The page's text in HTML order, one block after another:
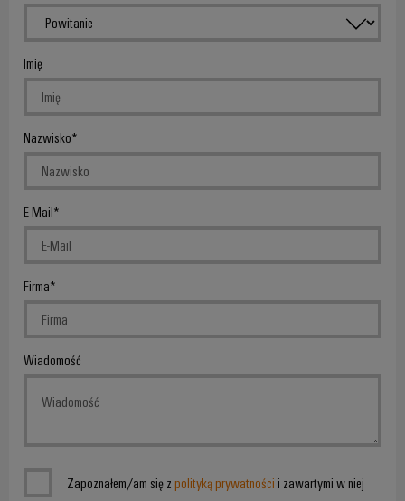
Imię
Nazwisko
E-Mail
Firma
Wiadomość
Zapoznałem/am się z polityką prywatności i zawartymi w niej